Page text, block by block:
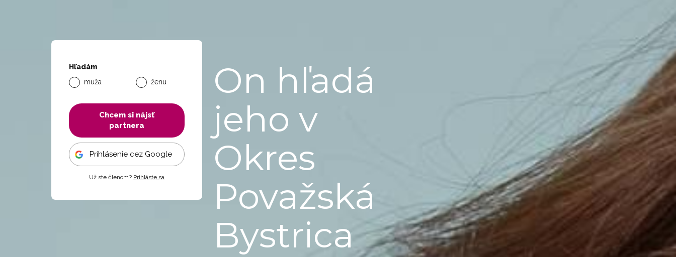
Hľadám
muža
ženu
Chcem si nájsť
partnera
Prihlásenie cez Google
Už ste členom? Prihláste sa
On hľadá
jeho v
Okres
Považská
Bystrica